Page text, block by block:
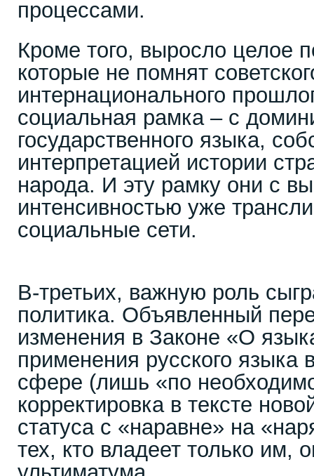
процессами.
Кроме того, выросло целое
которые не помнят
интернационального
социальная рамка – с
государственного языка,
интерпретацией истории
народа. И эту рамку они с
интенсивностью уже
социальные сети.
В-третьих, важную роль
политика. Объявленный
изменения в Законе «О
применения русского языка
сфере (лишь «по
корректировка в тексте
статуса с «наравне» на
тех, кто владеет только им,